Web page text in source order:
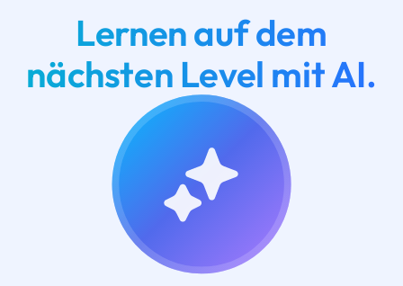
Lernen auf dem
nächsten Level mit AI.